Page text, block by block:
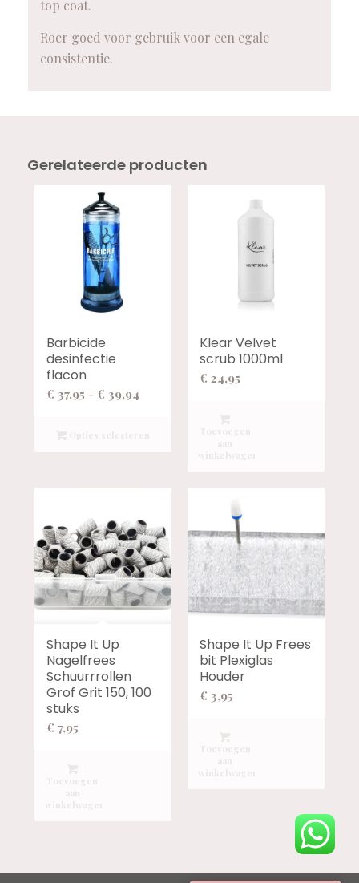
top coat.
Roer goed voor gebruik voor een egale
consistentie.
Gerelateerde producten
Barbicide
desinfectie
flacon
€ 37,95 - € 39,94
Klear Velvet
scrub 1000ml
€ 24,95
Shape It Up
Nagelfrees
Schuurrrollen
Grof Grit 150, 100
stuks
€ 7,95
Shape It Up Frees
bit Plexiglas
Houder
€ 3,95